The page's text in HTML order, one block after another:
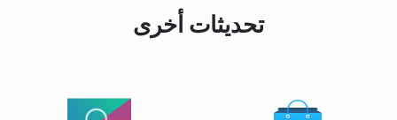
تحديثات أخرى